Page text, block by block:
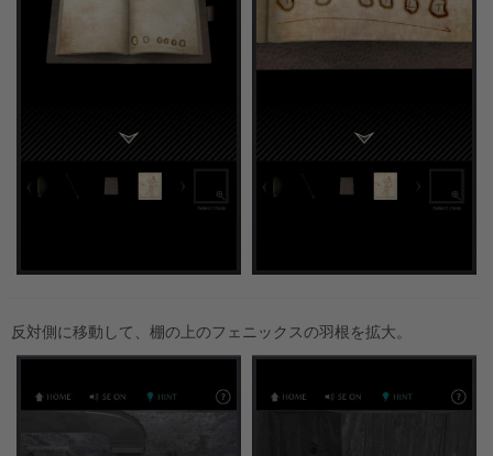
反対側に移動して、棚の上のフェニックスの羽根を拡大。